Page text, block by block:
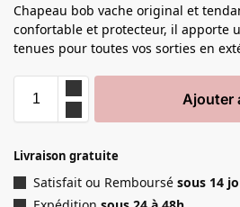
Chapeau bob vache original et
confortable et protecteur, il apporte
tenues pour toutes vos sorties en
Ajouter
Livraison gratuite
Satisfait ou Remboursé sous 14